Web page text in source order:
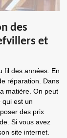
des
et
fil des années. En
réparation. Dans
matière. On peut
qui est un
des prix
Si vous avez
site internet.